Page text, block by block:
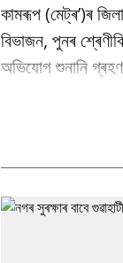
কামৰূপ (মেট্ৰ’)ৰ
বিভাজন, পুনৰ
অভিযোগ শুনানি